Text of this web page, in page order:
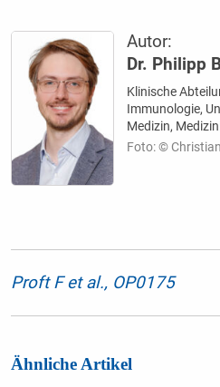
Autor:
Dr. Philipp
Klinische
Immunologie,
Medizin,
Foto: ©
Proft F et al., OP0175
Ähnliche Artikel